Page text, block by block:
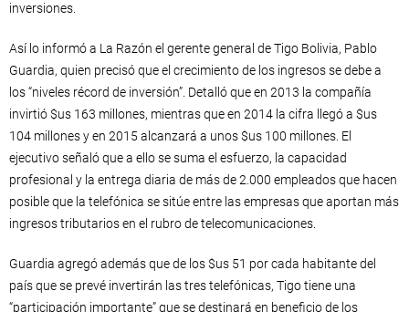
inversiones.
Así lo informó a La Razón el gerente general de Tigo Bolivia, Pablo
Guardia, quien precisó que el crecimiento de los ingresos se debe a
los “niveles récord de inversión”. Detalló que en 2013 la compañía
invirtió $us 163 millones, mientras que en 2014 la cifra llegó a $us
104 millones y en 2015 alcanzará a unos $us 100 millones. El
ejecutivo señaló que a ello se suma el esfuerzo, la capacidad
profesional y la entrega diaria de más de 2.000 empleados que hacen
posible que la telefónica se sitúe entre las empresas que aportan más
ingresos tributarios en el rubro de telecomunicaciones.
Guardia agregó además que de los $us 51 por cada habitante del
país que se prevé invertirán las tres telefónicas, Tigo tiene una
“participación importante” que se destinará en beneficio de los